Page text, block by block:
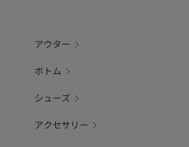
アウター
ボトム
シューズ
アクセサリー